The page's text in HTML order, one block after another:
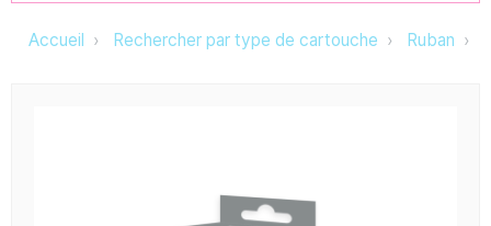
Accueil Rechercher par type de cartouche Ruban